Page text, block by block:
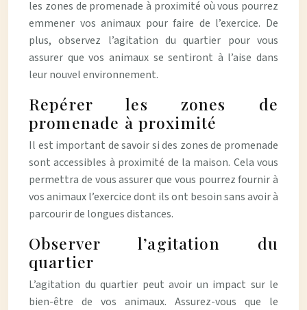
les zones de promenade à proximité où vous pourrez
emmener vos animaux pour faire de l’exercice. De
plus, observez l’agitation du quartier pour vous
assurer que vos animaux se sentiront à l’aise dans
leur nouvel environnement.
Repérer les zones de
promenade à proximité
Il est important de savoir si des zones de promenade
sont accessibles à proximité de la maison. Cela vous
permettra de vous assurer que vous pourrez fournir à
vos animaux l’exercice dont ils ont besoin sans avoir à
parcourir de longues distances.
Observer l’agitation du
quartier
L’agitation du quartier peut avoir un impact sur le
bien-être de vos animaux. Assurez-vous que le